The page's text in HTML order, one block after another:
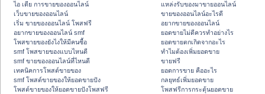
ไอ เดีย การขายของออนไลน์
เว็บขายของออนไลน์
เริ่ม ขายของออนไลน์ โพสฟรี
อยากขายของออนไลน์ smf
โพสขายของยังไงให้มีคนซื้อ
smf โพสขายของแบบไหนดี
smf ขายของออนไลน์ที่ไหนดี
เทคนิคการโพสต์ขายของ
smf โพสต์ขายของให้ยอดขายปัง
โพสต์ขายของให้ยอดขายปังโพสฟรี
แหล่งรับของมาขายออนไลน์
ขายของออนไลน์อะไรดี
อยากขายของออนไลน์
ยอดขายไม่ดีควรทำอย่างไร
ยอดขายตกเกิดจากอะไร
ทำไมต้องเพิ่มยอดขาย
ขายฟรี
ยอดการขาย คืออะไร
กลยุทธ์เพิ่มยอดขาย
โพสฟรีการกระตุ้นยอดขาย